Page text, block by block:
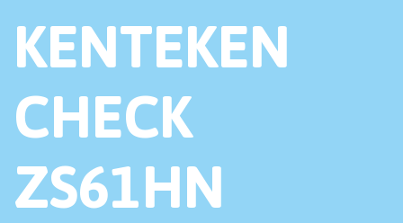
KENTEKEN
CHECK
ZS61HN